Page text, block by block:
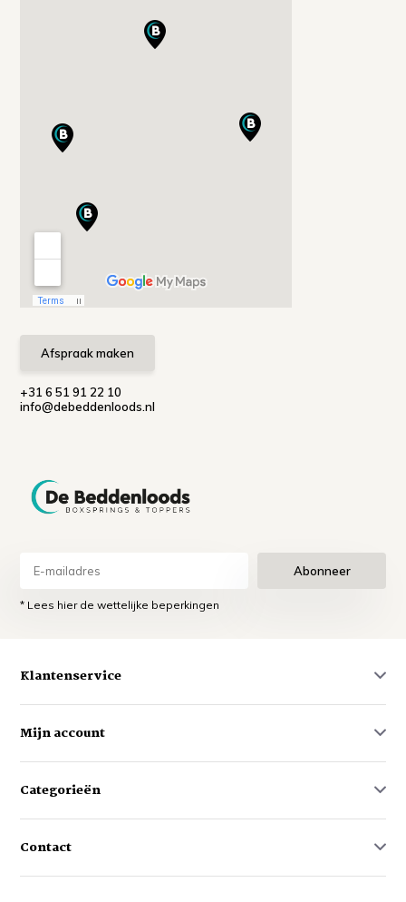
Afspraak maken
+31 6 51 91 22 10
info@debeddenloods.nl
Abonneer
* Lees hier de wettelijke beperkingen
Klantenservice
Mijn account
Categorieën
Contact